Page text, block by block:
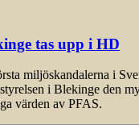
tas upp i HD
miljöskandalerna i
i Blekinge den
värden av PFAS.